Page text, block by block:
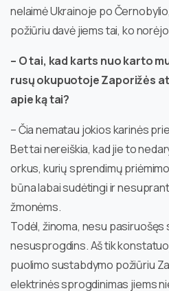
nelaimė Ukrainoje po
požiūriu davė jiems tai, ko
– O tai, kad karts nuo karto
rusų okupuotoje Zaporižės
apie ką tai?
– Čia nematau jokios karinės
Bet tai nereiškia, kad jie to
orkus, kurių sprendimų
būna labai sudėtingi ir
žmonėms.
Todėl, žinoma, nesu pasiruošęs
nesusprogdins. Aš tik
puolimo sustabdymo požiūriu
elektrinės sprogdinimas jiems